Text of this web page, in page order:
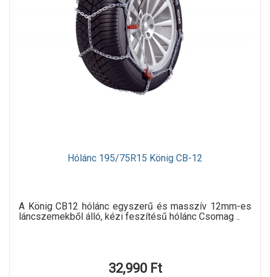
Hólánc 195/75R15 König CB-12
A König CB12 hólánc egyszerű és masszív 12mm-es
láncszemekből álló, kézi feszítésű hólánc Csomag ..
32,990 Ft